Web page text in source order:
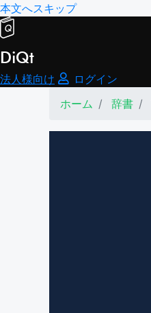
本文へスキップ
DiQt
法人様向け
ログイン
ホーム
辞書